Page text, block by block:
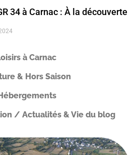
34 à Carnac : À la découverte
à Carnac
& Hors Saison
/ Actualités & Vie du blog